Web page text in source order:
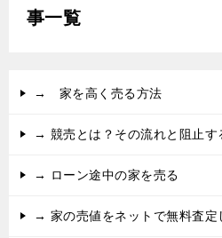
事一覧
→ 家を高く売る方法
→ 競売とは？その流れと阻止す
→ ローン途中の家を売る
→ 家の売値をネットで無料査定